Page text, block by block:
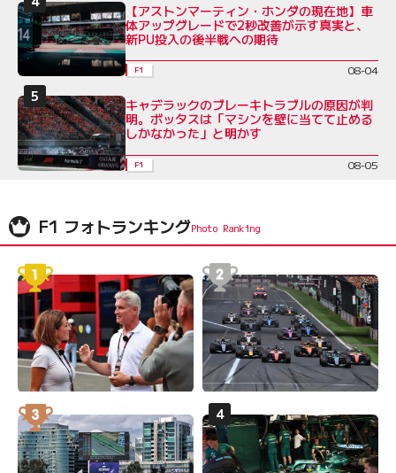
【アストンマーティン・ホンダの現在地】車
体アップグレードで2秒改善が示す真実と、
新PU投入の後半戦への期待
F1 08-04
キャデラックのブレーキトラブルの原因が判
明。ボッタスは「マシンを壁に当てて止める
しかなかった」と明かす
F1 08-05
F1 フォトランキング